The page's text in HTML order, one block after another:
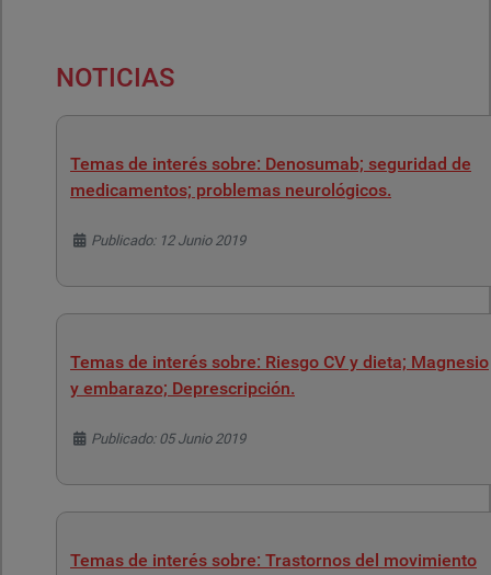
NOTICIAS
Temas de interés sobre: Denosumab; seguridad de
medicamentos; problemas neurológicos.
Detalles
Publicado: 12 Junio 2019
Temas de interés sobre: Riesgo CV y dieta; Magnesio
y embarazo; Deprescripción.
Detalles
Publicado: 05 Junio 2019
Temas de interés sobre: Trastornos del movimiento